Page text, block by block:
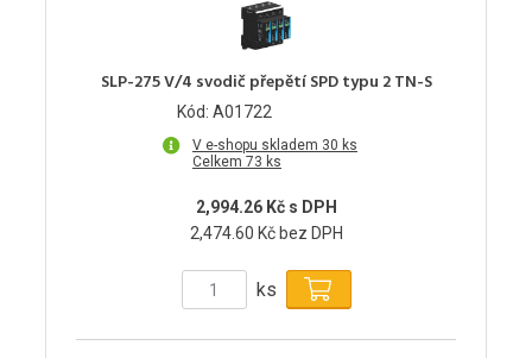
SLP-275 V/4 svodič přepětí SPD typu 2 TN-S
Kód: A01722
V e-shopu skladem 30 ks
Celkem 73 ks
2,994.26 Kč s DPH
2,474.60 Kč bez DPH
ks